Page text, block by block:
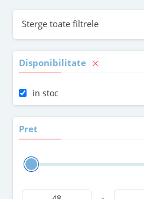
Sterge toate filtrele
Disponibilitate
in stoc
Pret